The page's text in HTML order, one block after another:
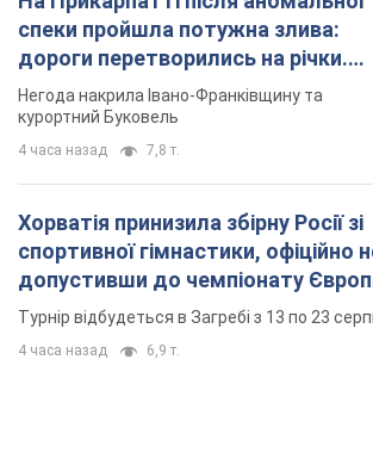
спортивної гімнастики, офіційно не
допустивши до чемпіонату Європи
основних спортсменів
4 часа назад 6,9 т.